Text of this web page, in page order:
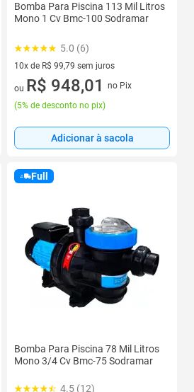
Bomba Para Piscina 113 Mil Litros
Mono 1 Cv Bmc-100 Sodramar
5.0 (6)
10x de R$ 99,79 sem juros
10 vez de R$ 99,79 sem juros
ou R$ 948,01
no Pix
(5% de desconto no pix)
Adicionar à sacola
Full
Bomba Para Piscina 78 Mil Litros
Mono 3/4 Cv Bmc-75 Sodramar
4.5 (12)